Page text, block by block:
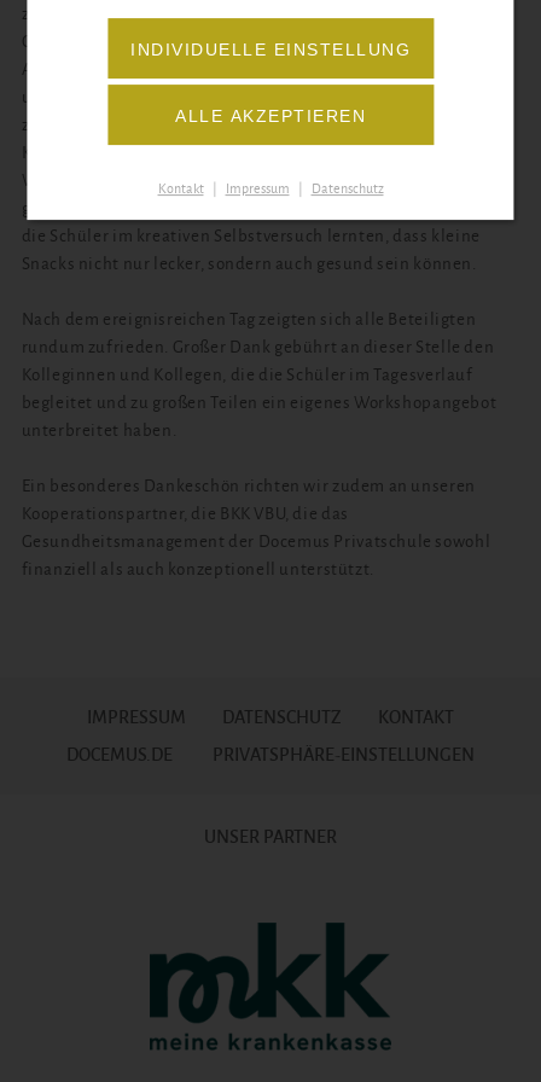
zu überbieten und deckten nahezu alle Facetten der
Gesundheitsförderung ab. Neben bewegungsorientierten
Angeboten wie Boxen, Hip-Hop, Badminton, Beweglichkeits-
und Faszientraining durften sich die Schüler auch in
zahlreichen Entspannungskursen ausprobieren. So fanden die
Kurse Yoga, meditatives Malen nach Musik, Töpfern und ein
Workshop zum Erlernen einfacher Entspannungstechniken
großen Anklang. Gleiches gilt für den Kurs „Brainfood“, bei dem
die Schüler im kreativen Selbstversuch lernten, dass kleine
Snacks nicht nur lecker, sondern auch gesund sein können.
Nach dem ereignisreichen Tag zeigten sich alle Beteiligten
rundum zufrieden. Großer Dank gebührt an dieser Stelle den
Kolleginnen und Kollegen, die die Schüler im Tagesverlauf
begleitet und zu großen Teilen ein eigenes Workshopangebot
unterbreitet haben.
Ein besonderes Dankeschön richten wir zudem an unseren
Kooperationspartner, die BKK VBU, die das
Gesundheitsmanagement der Docemus Privatschule sowohl
finanziell als auch konzeptionell unterstützt.
IMPRESSUM DATENSCHUTZ
KONTAKT
DOCEMUS.DE
PRIVATSPHÄRE-EINSTELLUNGEN
UNSER PARTNER
INDIVIDUELLE EINSTELLUNG
ALLE AKZEPTIEREN
Kontakt Impressum Datenschutz